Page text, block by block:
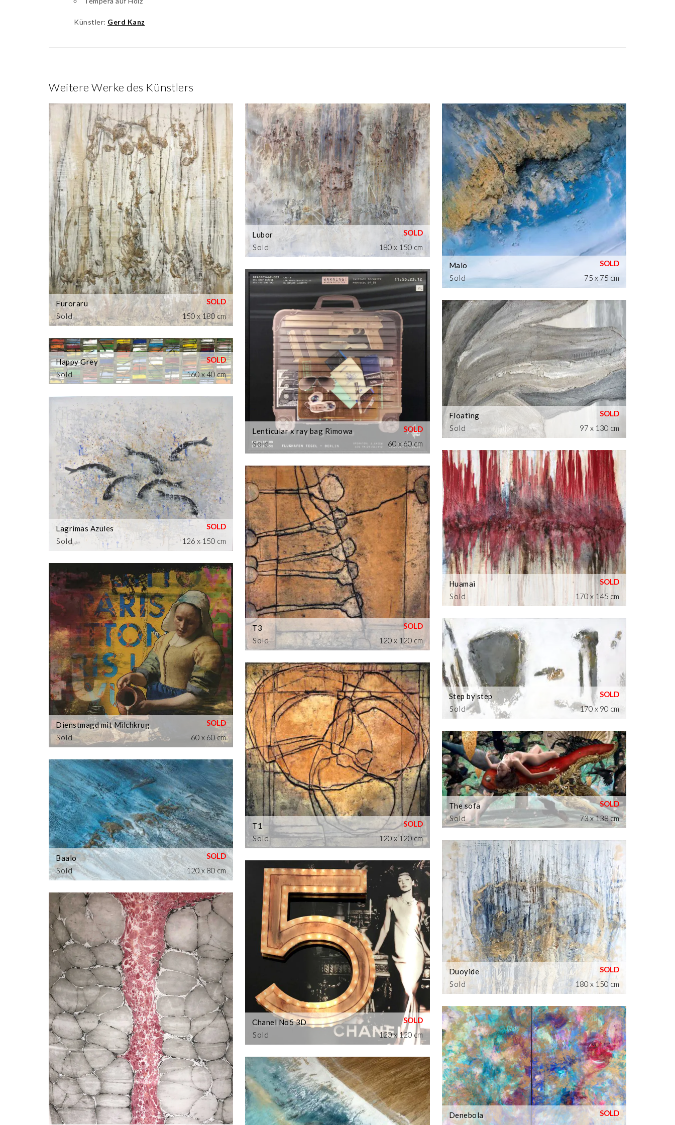
Künstler: Gerd Kanz
Weitere Werke des Künstlers
Sold
Furoraru
150 x 180 cm
Sold
Happy Grey
160 x 40 cm
Sold
Lagrimas Azules
126 x 150 cm
Sold
Dienstmagd mit Milchkrug
60 x 60 cm
Sold
Baalo
120 x 80 cm
Sold
Lubor
180 x 150 cm
Sold
Lenticular x ray bag Rimowa
60 x 60 cm
Sold
T3
120 x 120 cm
Sold
T1
120 x 120 cm
Sold
Chanel No5 3D
120 x 120 cm
Sold
Malo
75 x 75 cm
Sold
Floating
97 x 130 cm
Sold
Huamai
170 x 145 cm
Sold
Step by step
170 x 90 cm
Sold
The sofa
73 x 138 cm
Sold
Duoyide
180 x 150 cm
Denebola